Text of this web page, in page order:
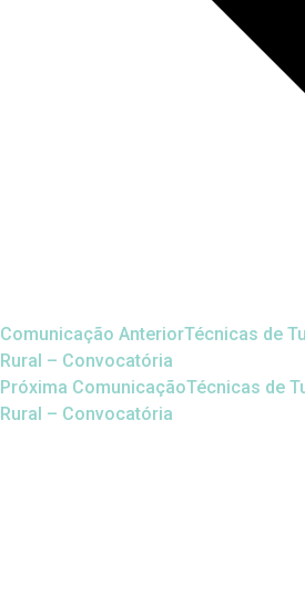
Comunicação AnteriorTécnicas de
Rural – Convocatória
Próxima ComunicaçãoTécnicas de
Rural – Convocatória